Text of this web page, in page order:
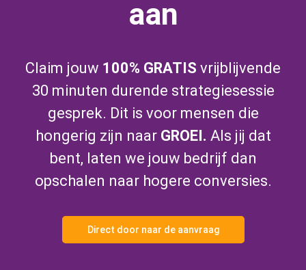
aan
Claim jouw 100% GRATIS vrijblijvende
30 minuten durende strategiesessie
gesprek. Dit is voor mensen die
hongerig zijn naar GROEI. Als jij dat
bent, laten we jouw bedrijf dan
opschalen naar hogere conversies.
Direct door naar de aanvraag